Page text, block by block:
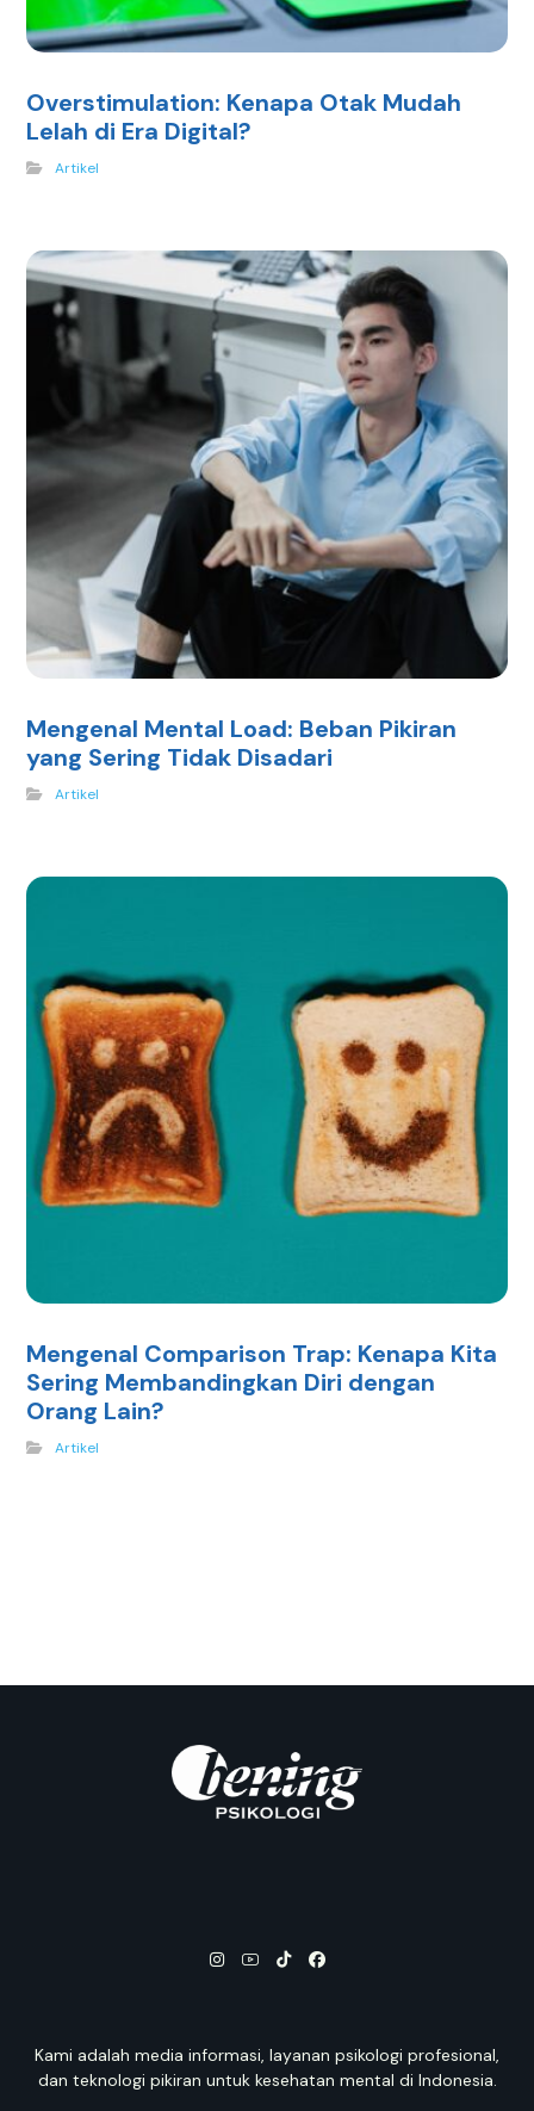
Overstimulation: Kenapa Otak Mudah
Lelah di Era Digital?
Artikel
Mengenal Mental Load: Beban Pikiran
yang Sering Tidak Disadari
Artikel
Mengenal Comparison Trap: Kenapa Kita
Sering Membandingkan Diri dengan
Orang Lain?
Artikel
Kami adalah media informasi, layanan psikologi profesional,
dan teknologi pikiran untuk kesehatan mental di Indonesia.